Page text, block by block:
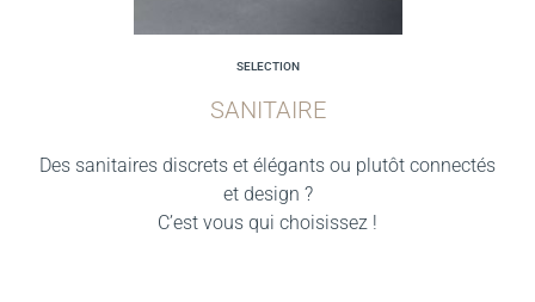
SELECTION
SANITAIRE
Des sanitaires discrets et élégants ou plutôt connectés
et design ?
C’est vous qui choisissez !